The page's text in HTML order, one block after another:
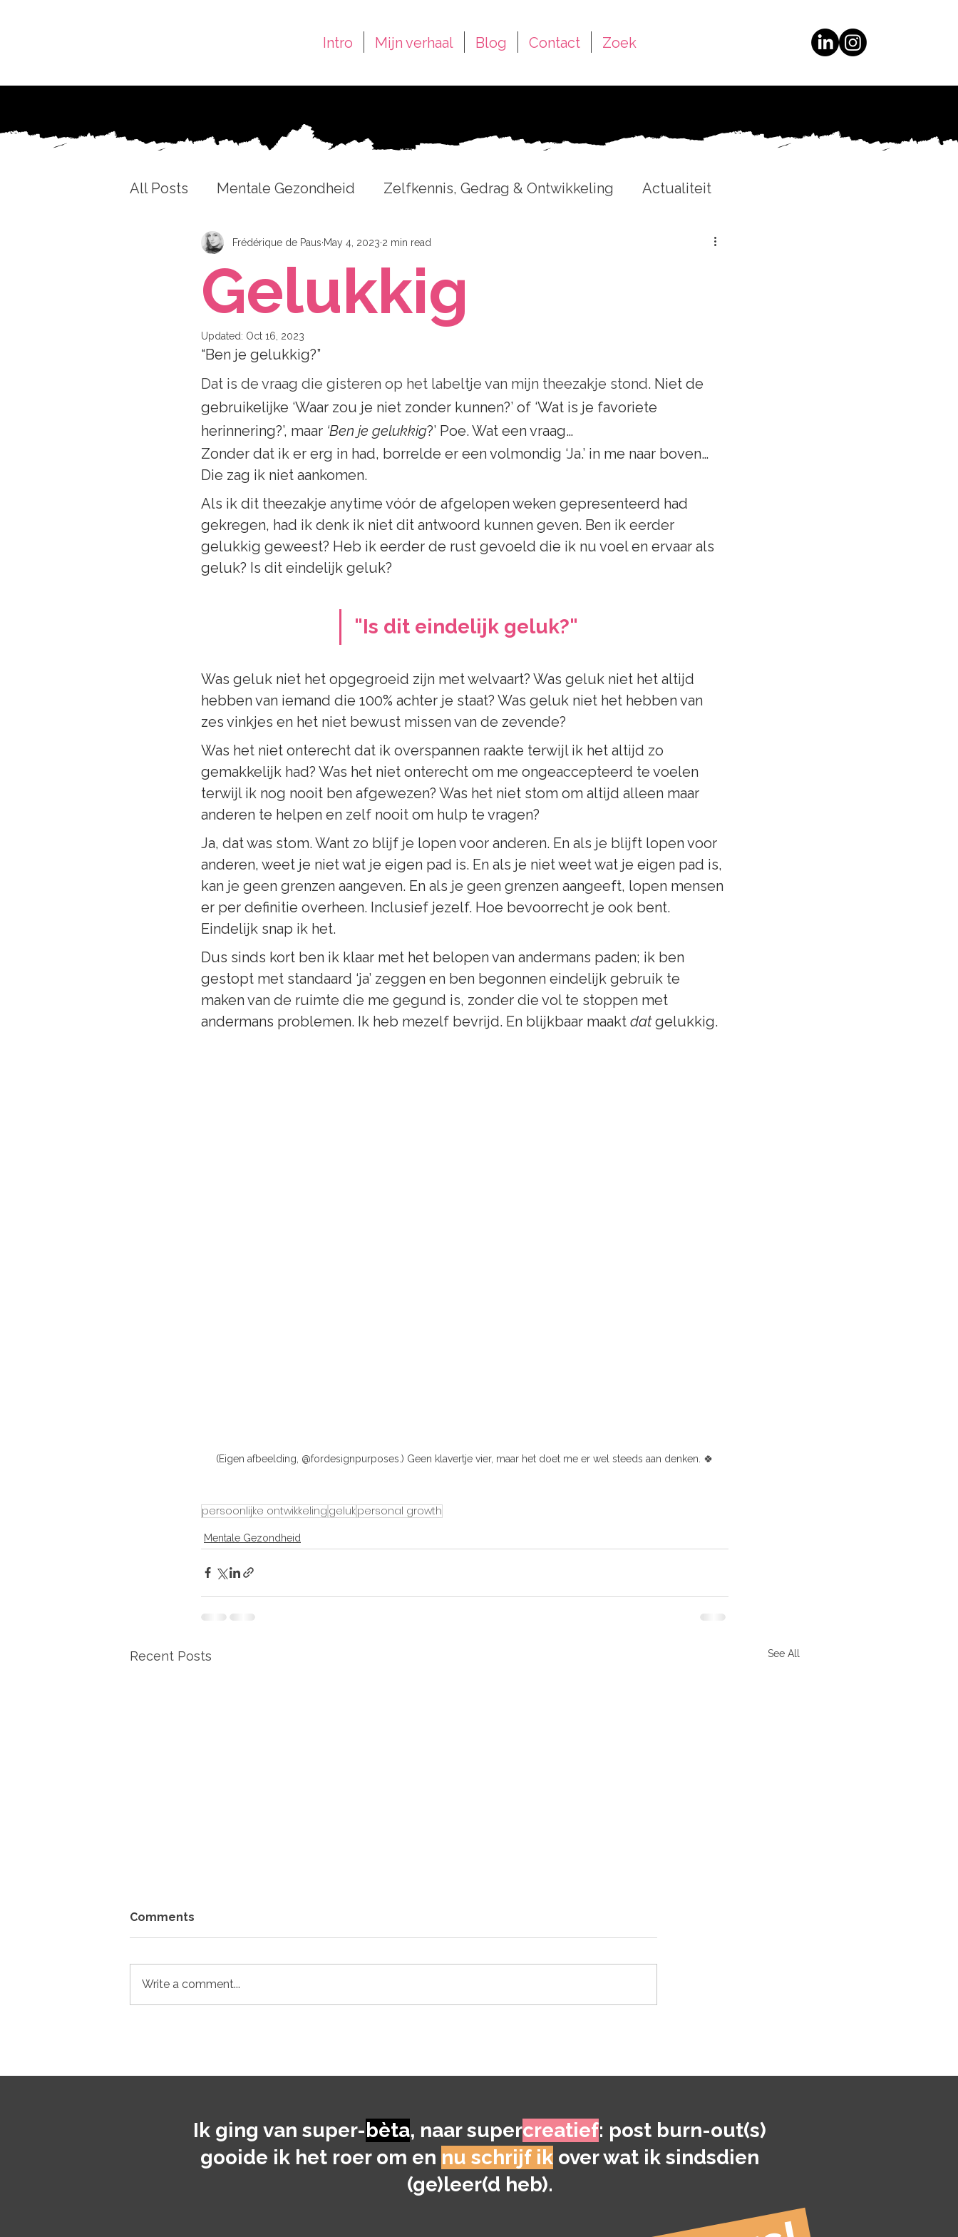
Intro Mijn verhaal Blog Contact Zoek
All Posts Mentale Gezondheid Zelfkennis, Gedrag & Ontwikkeling Actualiteit
Familie, Relaties & Kinderen ADHD, Druk Hoofd & Labeltjes Schrijven & Delen
Doelen & Grenzen Stellen Eten, Controle & Zelfbeeld
Random
Gelukkig
Frédérique de Paus May 4, 2023 2 min read
Updated: Oct 16, 2023
“Ben je gelukkig?”
Dat is de vraag die gisteren op het labeltje van mijn theezakje stond. Niet de
gebruikelijke ‘Waar zou je niet zonder kunnen?’ of ‘Wat is je favoriete
herinnering?’, maar ‘Ben je gelukkig?’ Poe. Wat een vraag…
Zonder dat ik er erg in had, borrelde er een volmondig ‘Ja.’ in me naar boven…
Die zag ik niet aankomen.
Als ik dit theezakje anytime vóór de afgelopen weken gepresenteerd had
gekregen, had ik denk ik niet dit antwoord kunnen geven. Ben ik eerder
gelukkig geweest? Heb ik eerder de rust gevoeld die ik nu voel en ervaar als
geluk? Is dit eindelijk geluk?
"Is dit eindelijk geluk?"
Was geluk niet het opgegroeid zijn met welvaart? Was geluk niet het altijd
hebben van iemand die 100% achter je staat? Was geluk niet het hebben van
zes vinkjes en het niet bewust missen van de zevende?
Was het niet onterecht dat ik overspannen raakte terwijl ik het altijd zo
gemakkelijk had? Was het niet onterecht om me ongeaccepteerd te voelen
terwijl ik nog nooit ben afgewezen? Was het niet stom om altijd alleen maar
anderen te helpen en zelf nooit om hulp te vragen?
Ja, dat was stom. Want zo blijf je lopen voor anderen. En als je blijft lopen voor
anderen, weet je niet wat je eigen pad is. En als je niet weet wat je eigen pad is,
kan je geen grenzen aangeven. En als je geen grenzen aangeeft, lopen mensen
er per definitie overheen. Inclusief jezelf. Hoe bevoorrecht je ook bent.
Eindelijk snap ik het.
Dus sinds kort ben ik klaar met het belopen van andermans paden; ik ben
gestopt met standaard ‘ja’ zeggen en ben begonnen eindelijk gebruik te
maken van de ruimte die me gegund is, zonder die vol te stoppen met
andermans problemen. Ik heb mezelf bevrijd. En blijkbaar maakt dat gelukkig.
(Eigen afbeelding, @fordesignpurposes.) Geen klavertje vier, maar het doet me er wel steeds aan denken. 🍀
persoonlijke ontwikkeling gelukpersonal growth
Mentale Gezondheid
Recent Posts See All
Praat. 💬
Comments
Write a comment...
Ik ging van super- bèta, naar supercreatief: post burn-out(s)
gooide ik het roer om en nu schrijf ik over wat ik sindsdien
(ge)leer(d heb).